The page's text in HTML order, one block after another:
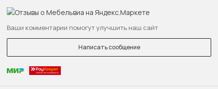
Ваши комментарии помогут улучшить наш сайт
Написать сообщение